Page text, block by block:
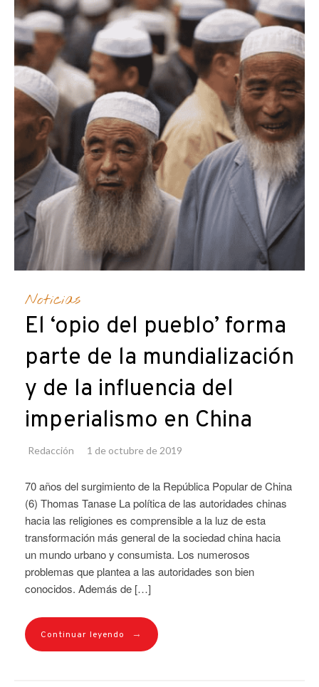
Noticias
El ‘opio del pueblo’ forma
parte de la mundialización
y de la influencia del
imperialismo en China
Redacción 1 de octubre de 2019
70 años del surgimiento de la República Popular de China
(6) Thomas Tanase La política de las autoridades chinas
hacia las religiones es comprensible a la luz de esta
transformación más general de la sociedad china hacia
un mundo urbano y consumista. Los numerosos
problemas que plantea a las autoridades son bien
conocidos. Además de […]
Continuar leyendo →